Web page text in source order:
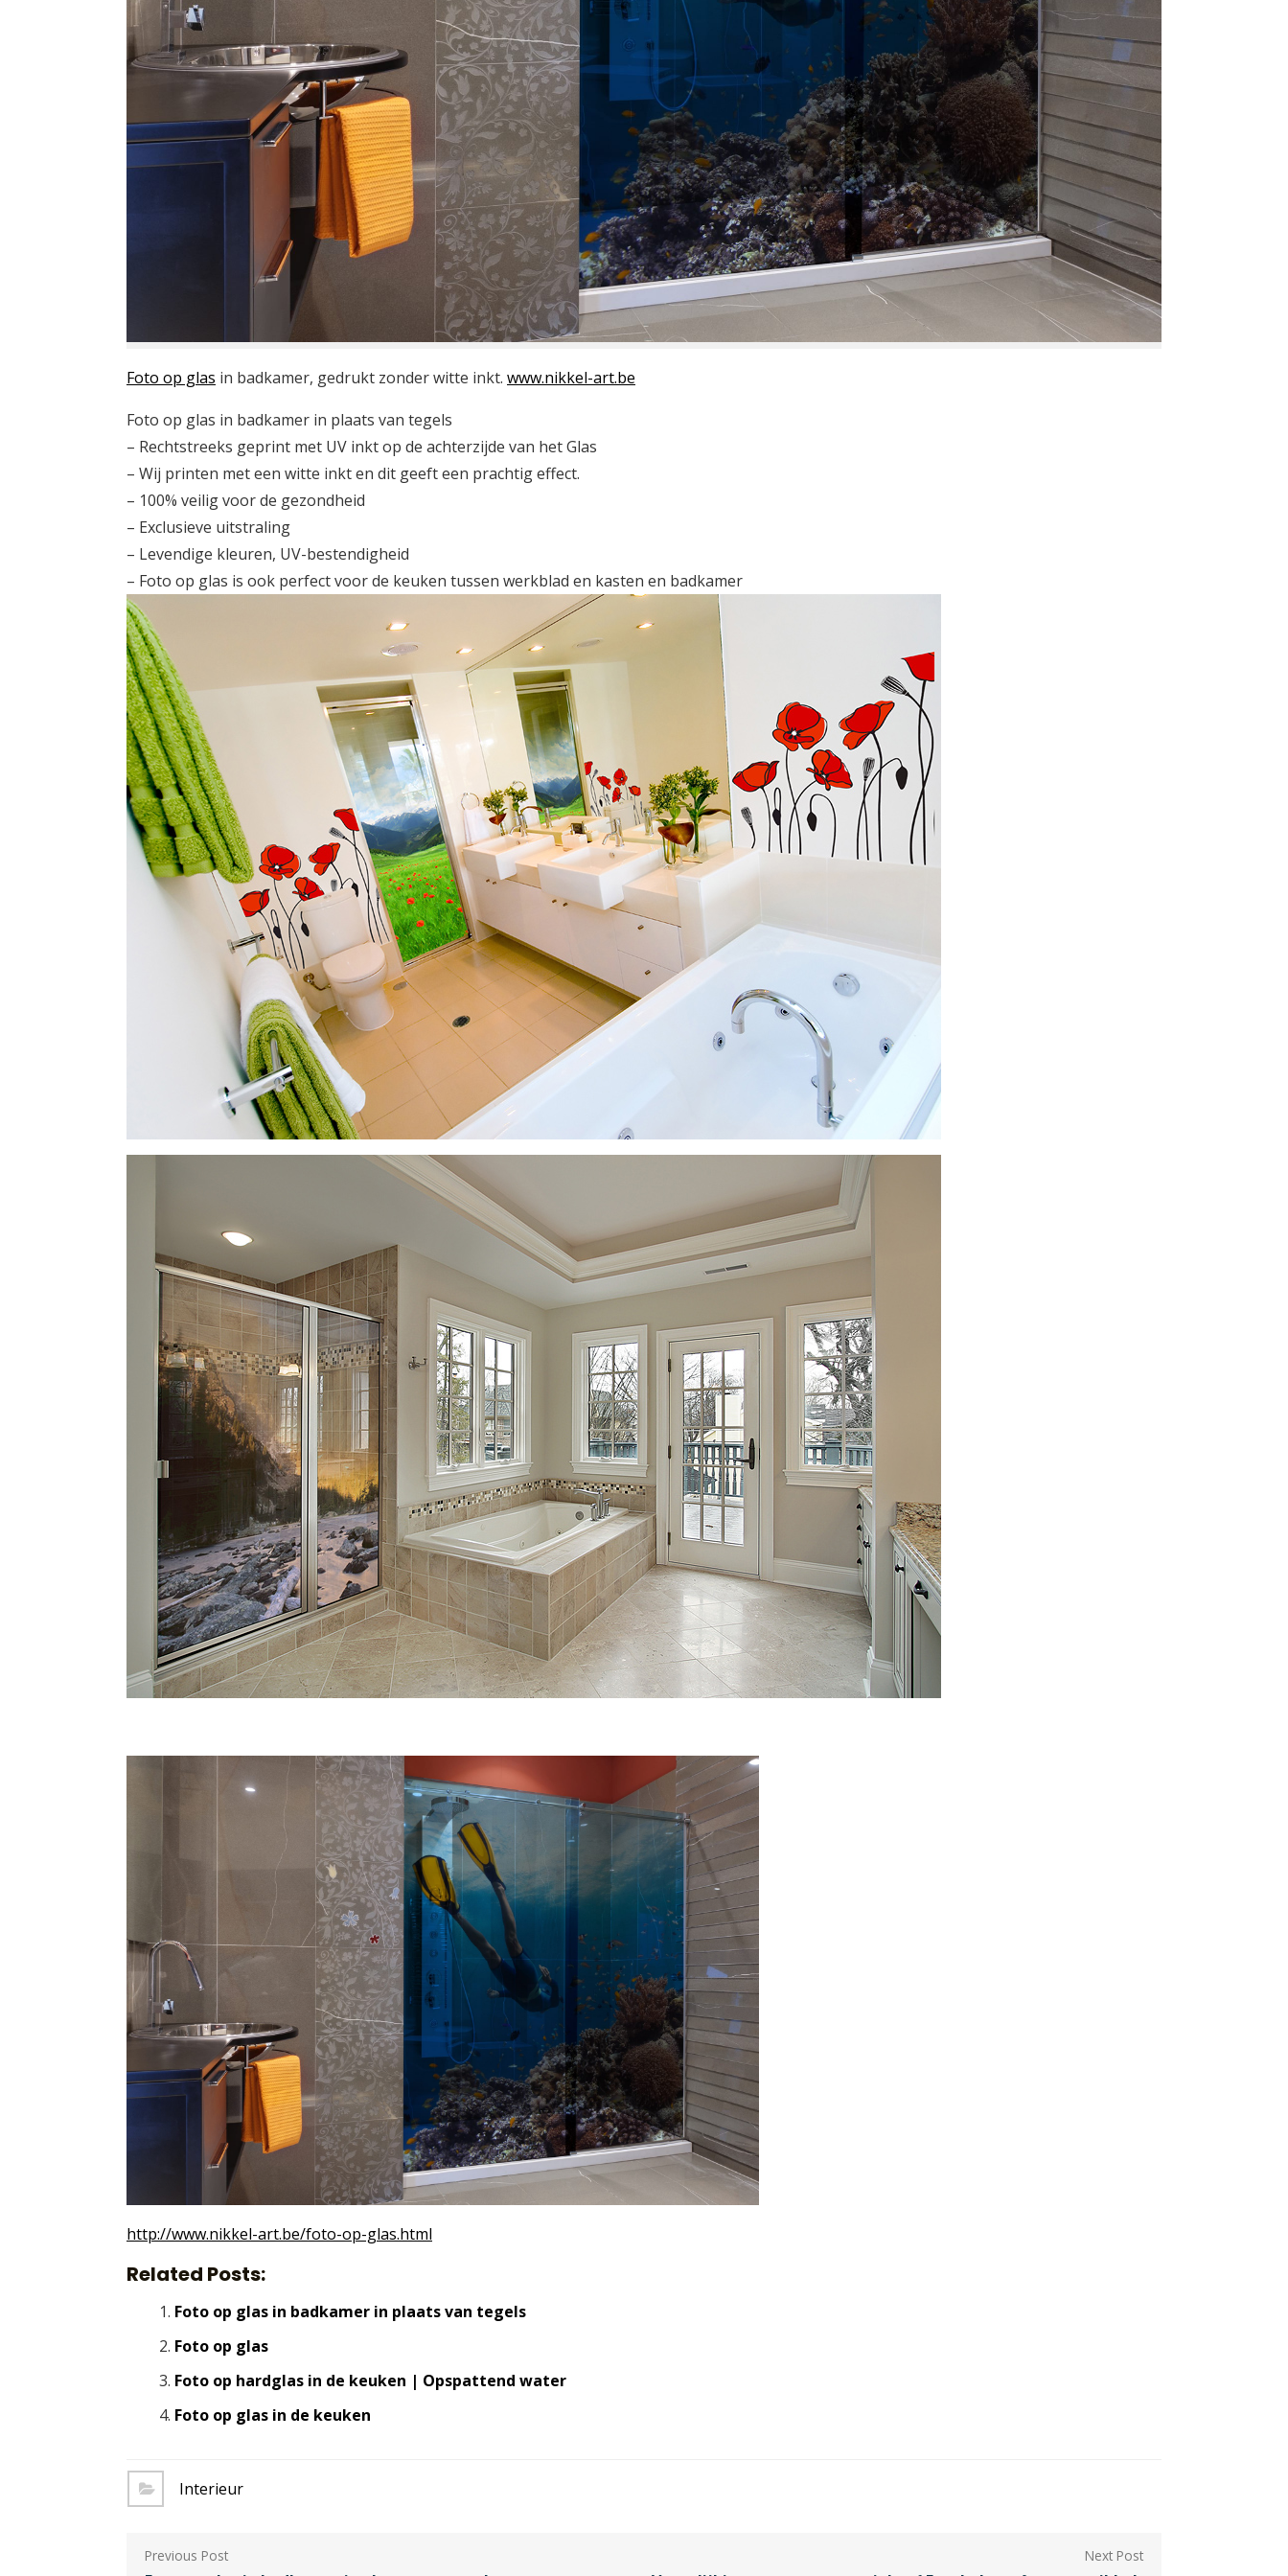
Foto op glas in badkamer, gedrukt zonder witte inkt. www.nikkel-art.be
Foto op glas in badkamer in plaats van tegels
– Rechtstreeks geprint met UV inkt op de achterzijde van het Glas
– Wij printen met een witte inkt en dit geeft een prachtig effect.
– 100% veilig voor de gezondheid
– Exclusieve uitstraling
– Levendige kleuren, UV-bestendigheid
– Foto op glas is ook perfect voor de keuken tussen werkblad en kasten en badkamer
http://www.nikkel-art.be/foto-op-glas.html
Related Posts:
Foto op glas in badkamer in plaats van tegels
Foto op glas
Foto op hardglas in de keuken | Opspattend water
Foto op glas in de keuken
Interieur
Berichtnavigatie